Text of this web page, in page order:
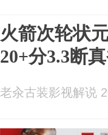
火箭次轮状
20+分3.3断
老汆古装影视解说